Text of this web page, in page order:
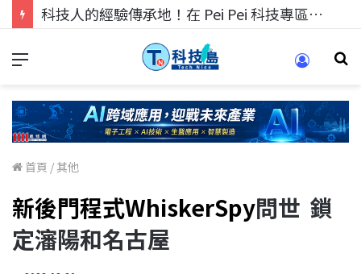
科技人的經驗傳承地！在 Pei Pei 科技專區，與學弟妹交流最硬核的技術
首頁 /其他
新後門程式WhiskerSpy問世 鎖
定瀋陽和名古屋